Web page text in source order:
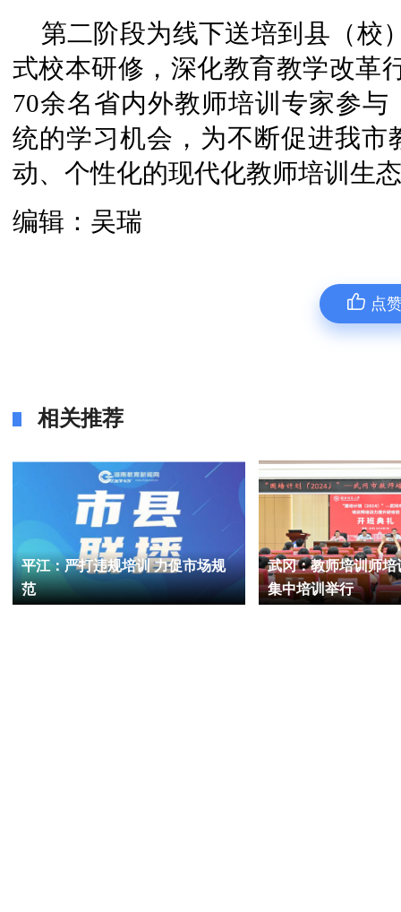
第二阶段为线下送培到县（校
式校本研修，深化教育教学改革
70余名省内外教师培训专家参
统的学习机会，为不断促进我
动、个性化的现代化教师培训生
编辑：吴瑞
点
相关推荐
平江：严打违规培训 力促市场规
范
武冈：教师培训师培
集中培训举行